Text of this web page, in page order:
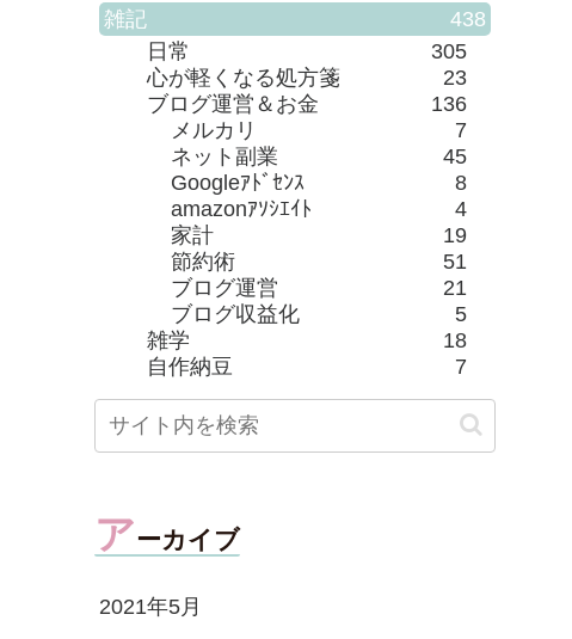
雑記
438
日常
305
心が軽くなる処方箋
23
ブログ運営＆お金
136
メルカリ
7
ネット副業
45
Googleｱﾄﾞｾﾝｽ
8
amazonｱｿｼｴｲﾄ
4
家計
19
節約術
51
ブログ運営
21
ブログ収益化
5
雑学
18
自作納豆
7
アーカイブ
2021年5月